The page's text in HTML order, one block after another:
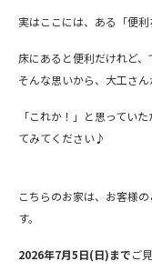
実はここには、ある「便利
床にあると便利だけれど、
そんな思いから、大工さ
「これか！」と思ってい
てみてください♪
こちらのお家は、お客様
す。
2026年7月5日(日)までご